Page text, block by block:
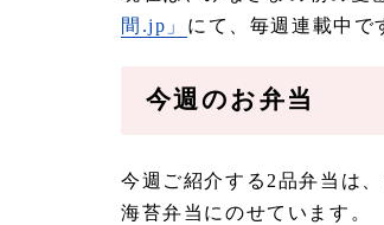
間.jp」 にて、毎週連載中で
今週のお弁当
今週ご紹介する2品弁当は
海苔弁当にのせています。